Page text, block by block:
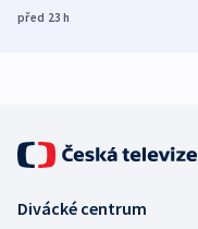
Poláky nebezpečné
před 23h
Divácké centrum